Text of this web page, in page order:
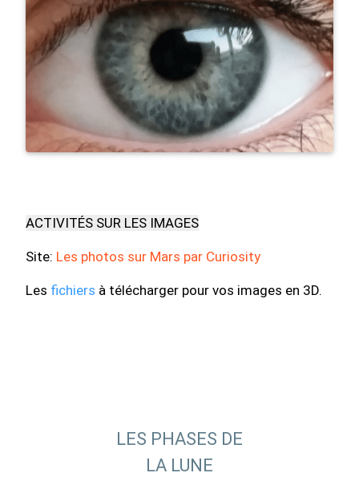
ACTIVITÉS SUR LES IMAGES
Site: Les photos sur Mars par Curiosity
Les fichiers à télécharger pour vos images en 3D.
LES PHASES DE
LA LUNE